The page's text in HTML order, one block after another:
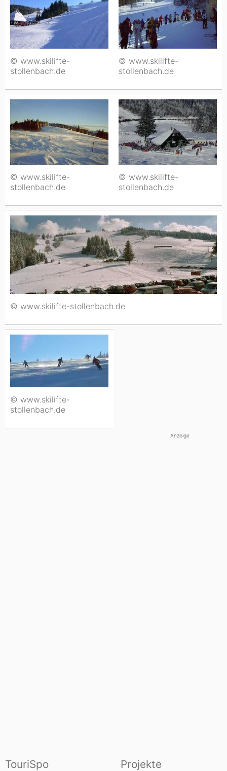
© www.skilifte-
stollenbach.de
© www.skilifte-
stollenbach.de
© www.skilifte-
stollenbach.de
© www.skilifte-
stollenbach.de
© www.skilifte-stollenbach.de
© www.skilifte-
stollenbach.de
Anzeige
TouriSpo Projekte